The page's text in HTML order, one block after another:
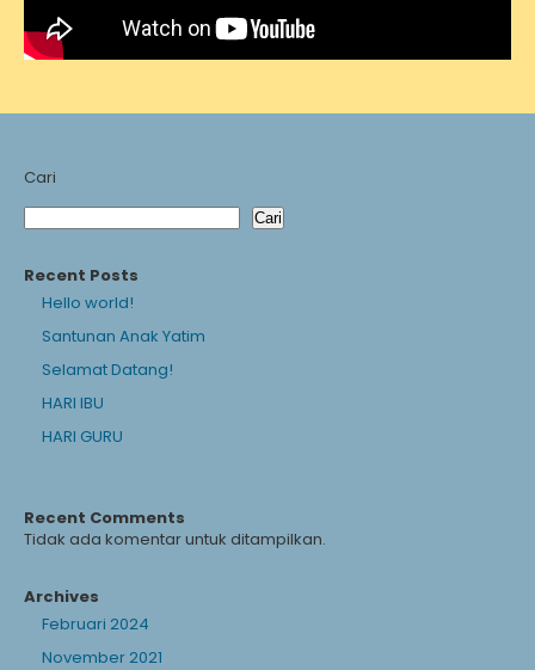
Cari
Cari
Recent Posts
Hello world!
Santunan Anak Yatim
Selamat Datang!
HARI IBU
HARI GURU
Recent Comments
Tidak ada komentar untuk ditampilkan.
Archives
Februari 2024
November 2021